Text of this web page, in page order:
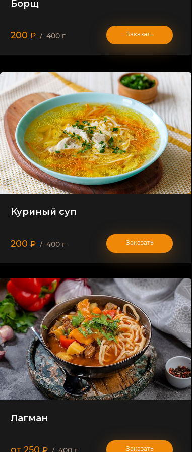
Борщ
200 ₽ / 400 г Заказать
Куриный суп
200 ₽ / 400 г Заказать
Лагман
Заказать